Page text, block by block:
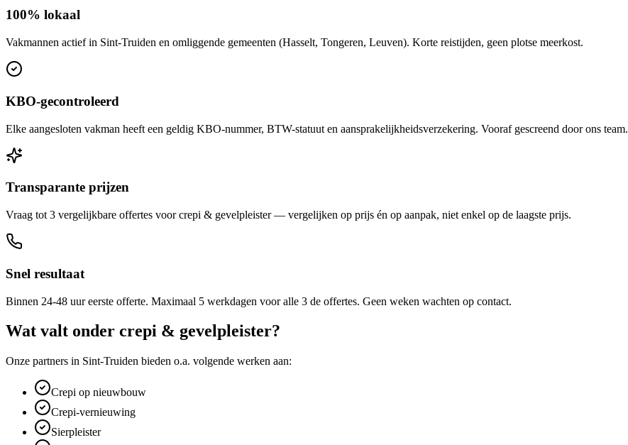
100% lokaal
Vakmannen actief in Sint-Truiden en omliggende gemeenten (Hasselt, Tongeren, Leuven). Korte reistijden, geen plotse meerkost.
KBO-gecontroleerd
Elke aangesloten vakman heeft een geldig KBO-nummer, BTW-statuut en aansprakelijkheidsverzekering. Vooraf gescreend door ons team.
Transparante prijzen
Vraag tot 3 vergelijkbare offertes voor crepi & gevelpleister — vergelijken op prijs én op aanpak, niet enkel op de laagste prijs.
Snel resultaat
Binnen 24-48 uur eerste offerte. Maximaal 5 werkdagen voor alle 3 de offertes. Geen weken wachten op contact.
Wat valt onder crepi & gevelpleister?
Onze partners in Sint-Truiden bieden o.a. volgende werken aan:
Crepi op nieuwbouw
Crepi-vernieuwing
Sierpleister